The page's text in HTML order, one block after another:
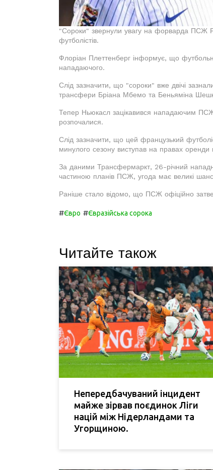
"Сороки" звернули увагу на форварда ПСЖ
футболістів.
Флоріан Плеттенберг інформує, що
нападаючого.
Слід зазначити, що "сороки" вже двічі
трансфери Бріана Мбемо та Беньяміна
Тепер Ньюкасл зацікавився нападаючим
розпочалися.
Слід зазначити, що цей французький
минулого сезону виступав на правах оренди
За даними Трансфермаркт, 26-річний
частиною планів ПСЖ, угода має великі
Раніше стало відомо, що ПСЖ офіційно
#Євро #Євразійська сорока
Читайте також
Непередбачуваний інцидент
майже зірвав поєдинок Ліги
націй між Нідерландами та
Угорщиною.